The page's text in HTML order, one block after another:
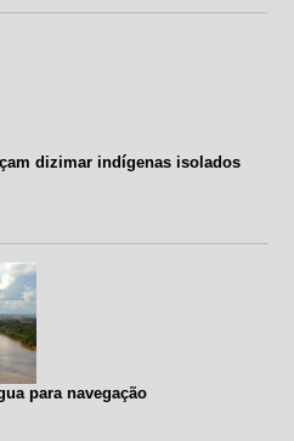
dizimar indígenas isolados
para navegação